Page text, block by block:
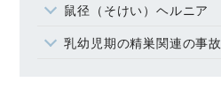
鼠径（そけい）ヘルニア
乳幼児期の精巣関連の事故